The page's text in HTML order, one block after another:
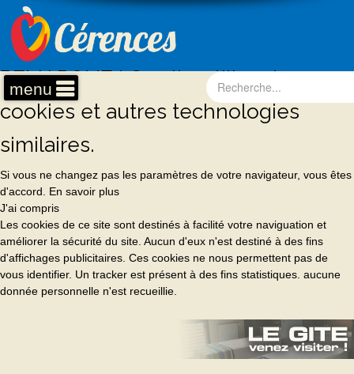
REMARQUE ! Ce site utilise des
cookies et autres technologies
similaires.
Si vous ne changez pas les paramètres de votre navigateur, vous êtes
d'accord. En savoir plus
J'ai compris
Les cookies de ce site sont destinés à facilité votre naviguation et
améliorer la sécurité du site. Aucun d'eux n'est destiné à des fins
d'affichages publicitaires. Ces cookies ne nous permettent pas de
vous identifier. Un tracker est présent à des fins statistiques. aucune
donnée personnelle n'est recueillie.
menu